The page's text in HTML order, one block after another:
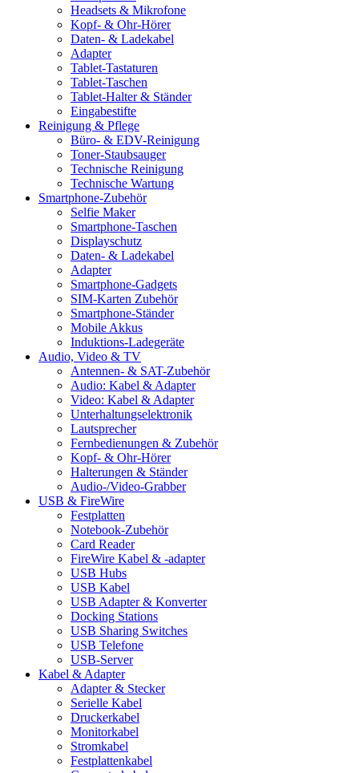
Headsets & Mikrofone
Kopf- & Ohr-Hörer
Daten- & Ladekabel
Adapter
Tablet-Tastaturen
Tablet-Taschen
Tablet-Halter & Ständer
Eingabestifte
Reinigung & Pflege
Büro- & EDV-Reinigung
Toner-Staubsauger
Technische Reinigung
Technische Wartung
Smartphone-Zubehör
Selfie Maker
Smartphone-Taschen
Displayschutz
Daten- & Ladekabel
Adapter
Smartphone-Gadgets
SIM-Karten Zubehör
Smartphone-Ständer
Mobile Akkus
Induktions-Ladegeräte
Audio, Video & TV
Antennen- & SAT-Zubehör
Audio: Kabel & Adapter
Video: Kabel & Adapter
Unterhaltungselektronik
Lautsprecher
Fernbedienungen & Zubehör
Kopf- & Ohr-Hörer
Halterungen & Ständer
Audio-/Video-Grabber
USB & FireWire
Festplatten
Notebook-Zubehör
Card Reader
FireWire Kabel & -adapter
USB Hubs
USB Kabel
USB Adapter & Konverter
Docking Stations
USB Sharing Switches
USB Telefone
USB-Server
Kabel & Adapter
Adapter & Stecker
Serielle Kabel
Druckerkabel
Monitorkabel
Stromkabel
Festplattenkabel